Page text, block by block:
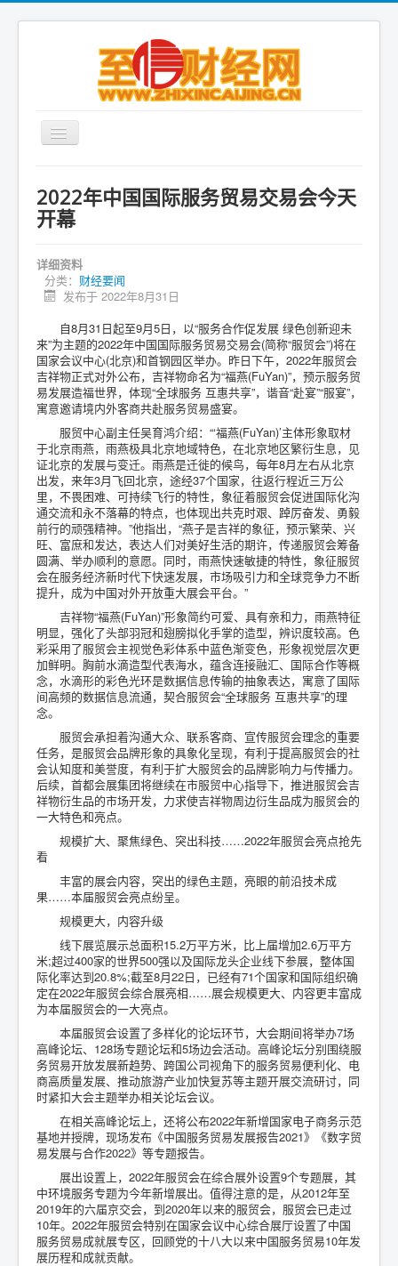
财经要闻
金融市场
银行理财
保险物流
商业地产
股票期货
游戏
汽车家居
要闻
当前位置： 首页
财经要闻
2022年中国国际服务贸易交易会今天开幕
2022年中国国际服务贸易交易会今天
开幕
详细资料
分类： 财经要闻
发布于 2022年8月31日
自8月31日起至9月5日，以“服务合作促发展 绿色创新迎未
来”为主题的2022年中国国际服务贸易交易会(简称“服贸会”)将在
国家会议中心(北京)和首钢园区举办。昨日下午，2022年服贸会
吉祥物正式对外公布，吉祥物命名为“福燕(FuYan)”，预示服务贸
易发展造福世界，体现“全球服务 互惠共享”，谐音“赴宴”“服宴”，
寓意邀请境内外客商共赴服务贸易盛宴。
服贸中心副主任吴育鸿介绍：“‘福燕(FuYan)’主体形象取材
于北京雨燕，雨燕极具北京地域特色，在北京地区繁衍生息，见
证北京的发展与变迁。雨燕是迁徙的候鸟，每年8月左右从北京
出发，来年3月飞回北京，途经37个国家，往返行程近三万公
里，不畏困难、可持续飞行的特性，象征着服贸会促进国际化沟
通交流和永不落幕的特点，也体现出共克时艰、踔厉奋发、勇毅
前行的顽强精神。”他指出，“燕子是吉祥的象征，预示繁荣、兴
旺、富庶和发达，表达人们对美好生活的期许，传递服贸会筹备
圆满、举办顺利的意愿。同时，雨燕快速敏捷的特性，象征服贸
会在服务经济新时代下快速发展，市场吸引力和全球竞争力不断
提升，成为中国对外开放重大展会平台。”
吉祥物“福燕(FuYan)”形象简约可爱、具有亲和力，雨燕特征
明显，强化了头部羽冠和翅膀拟化手掌的造型，辨识度较高。色
彩采用了服贸会主视觉色彩体系中蓝色渐变色，形象视觉层次更
加鲜明。胸前水滴造型代表海水，蕴含连接融汇、国际合作等概
念，水滴形的彩色光环是数据信息传输的抽象表达，寓意了国际
间高频的数据信息流通，契合服贸会“全球服务 互惠共享”的理
念。
服贸会承担着沟通大众、联系客商、宣传服贸会理念的重要
任务，是服贸会品牌形象的具象化呈现，有利于提高服贸会的社
会认知度和美誉度，有利于扩大服贸会的品牌影响力与传播力。
后续，首都会展集团将继续在市服贸中心指导下，推进服贸会吉
祥物衍生品的市场开发，力求使吉祥物周边衍生品成为服贸会的
一大特色和亮点。
规模扩大、聚焦绿色、突出科技……2022年服贸会亮点抢先
看
丰富的展会内容，突出的绿色主题，亮眼的前沿技术成
果……本届服贸会亮点纷呈。
规模更大，内容升级
线下展览展示总面积15.2万平方米，比上届增加2.6万平方
米;超过400家的世界500强以及国际龙头企业线下参展，整体国
际化率达到20.8%;截至8月22日，已经有71个国家和国际组织确
定在2022年服贸会综合展亮相……展会规模更大、内容更丰富成
为本届服贸会的一大亮点。
本届服贸会设置了多样化的论坛环节，大会期间将举办7场
高峰论坛、128场专题论坛和5场边会活动。高峰论坛分别围绕服
务贸易开放发展新趋势、跨国公司视角下的服务贸易便利化、电
商高质量发展、推动旅游产业加快复苏等主题开展交流研讨，同
时紧扣大会主题举办相关论坛会议。
在相关高峰论坛上，还将公布2022年新增国家电子商务示范
基地并授牌，现场发布《中国服务贸易发展报告2021》《数字贸
易发展与合作2022》等专题报告。
展出设置上，2022年服贸会在综合展外设置9个专题展，其
中环境服务专题为今年新增展出。值得注意的是，从2012年至
2019年的六届京交会，到2020年以来的服贸会，服贸会已走过
10年。2022年服贸会特别在国家会议中心综合展厅设置了中国
服务贸易成就展专区，回顾党的十八大以来中国服务贸易10年发
展历程和成就贡献。